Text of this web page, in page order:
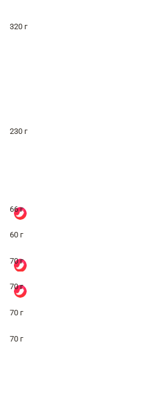
320 г
230 г
66 г
60 г
70 г
70 г
70 г
70 г